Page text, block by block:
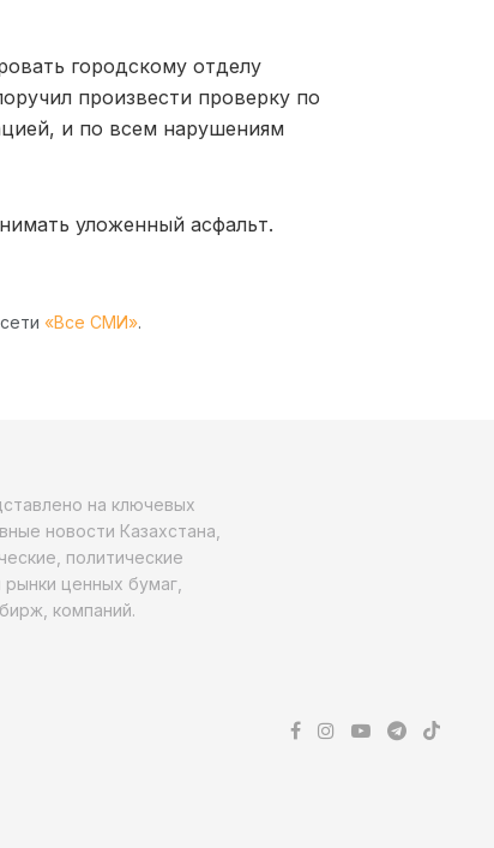
городскому отделу
произвести проверку по
и по всем нарушениям
уложенный асфальт.
«Все СМИ».
на ключевых
новости Казахстана,
политические
ценных бумаг,
компаний.